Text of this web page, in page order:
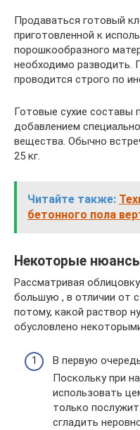
Продаваться готовый
приготовленной к
порошкообразного
необходимо разводить.
проводится строго по
Готовые сухие составы
добавлением
вещества. Обычно
25 кг.
Читайте также:
бетонного пола
Некоторые
Рассматривая
большую , в отличии от
потому, какой раствор
обусловлено
В первую
Поскольку при
использовать
только
сгладить